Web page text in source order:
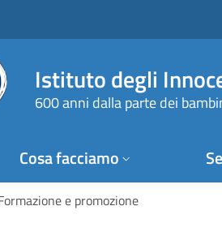
Istituto degli
600 anni dalla parte dei
Cosa facciamo
e promozione